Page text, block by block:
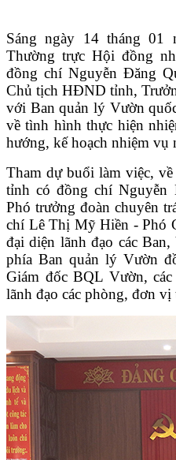
Sáng ngày 14 tháng 01
Thường trực Hội đồng
đồng chí Nguyễn Đăng
Chủ tịch HĐND tỉnh,
với Ban quản lý Vườn
về tình hình thực hiện
hướng, kế hoạch nhiệm vụ
Tham dự buổi làm việc,
tỉnh có đồng chí
Phó trưởng đoàn chuyên
chí Lê Thị Mỹ Hiền - Phó
đại diện lãnh đạo các
phía Ban quản lý Vườn
Giám đốc BQL Vườn,
lãnh đạo các phòng, đơn vị